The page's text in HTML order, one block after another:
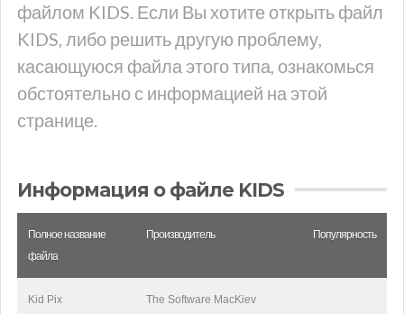
файлом KIDS. Если Вы хотите открыть файл
KIDS, либо решить другую проблему,
касающуюся файла этого типа, ознакомься
обстоятельно с информацией на этой
странице.
Информация о файле KIDS
Полное название
файла
Производитель Популярность
Kid Pix
The Software MacKiev